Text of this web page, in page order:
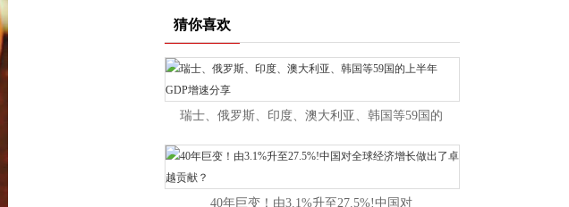
猜你喜欢
瑞士、俄罗斯、印度、澳大利亚、韩国等59国的
40年巨变！由3.1%升至27.5%!中国对